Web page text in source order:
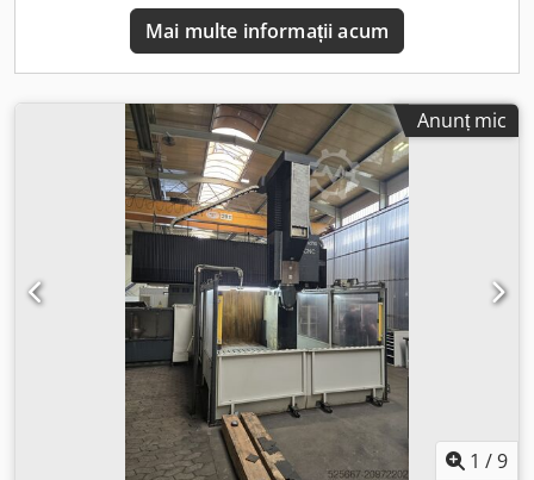
(forță de fixare 20.000 N) • Cap PDFTwin 15 (arbore electric
GAMFIOR): interval de turații 600–24.000 rpm; putere
±180°; precizie de poziționare ±0,02/300 mm; forță axială
de fixare 45.000 Nm Dodpfsznv Tgex Ambjck • Platformă de
poziționare PDF cu variație continuă: 360.000 de poziții;
interval de rotație al axei C ±185°; turația axei C 0–
2.400°/min; moment de fixare 2.000 Nm Echipamente
suplimentare • Dispozitiv de măsurare a profilului sculei •
Magazie pentru capul saniei • Senzor laser BLUM cu
transmisie radio • Sistem de răcire cu aer/ulei pentru scule
• Sistem de frezare de înaltă viteză MECOF Specificații
tehnice Dimensiunea conului ISO 50
Mai multe informații acum
Anunț mic
1 /9